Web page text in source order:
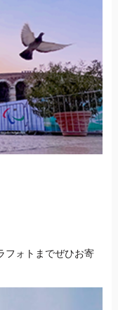
フォトまでぜひお寄